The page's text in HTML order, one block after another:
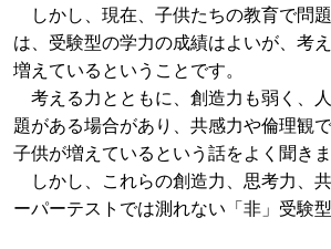
しかし、現在、子供たちの教育で問
は、受験型の学力の成績はよいが、考
増えているということです。
考える力とともに、創造力も弱く、
題がある場合があり、共感力や倫理観
子供が増えているという話をよく聞きま
しかし、これらの創造力、思考力、
ーパーテストでは測れない「非」受験型